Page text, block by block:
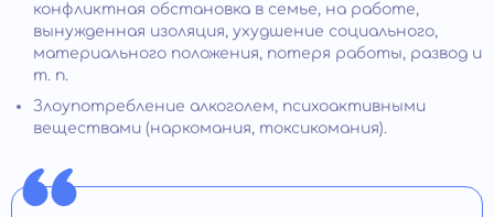
конфликтная обстановка в семье, на работе,
вынужденная изоляция, ухудшение социального,
материального положения, потеря работы, развод и
т. п.
Злоупотребление алкоголем, психоактивными
веществами (наркомания, токсикомания).